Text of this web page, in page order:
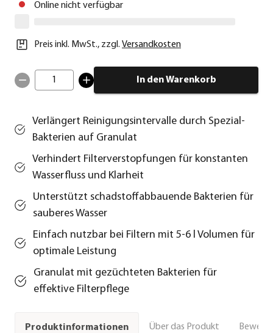
Online nicht verfügbar
Preis inkl. MwSt., zzgl. Versandkosten
1 In den Warenkorb
Verlängert Reinigungsintervalle durch Spezial-
Bakterien auf Granulat
Verhindert Filterverstopfungen für konstanten
Wasserfluss und Klarheit
Unterstützt schadstoffabbauende Bakterien für
sauberes Wasser
Einfach nutzbar bei Filtern mit 5-6 l Volumen für
optimale Leistung
Granulat mit gezüchteten Bakterien für
effektive Filterpflege
Produktinformationen Über das Produkt